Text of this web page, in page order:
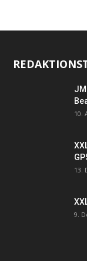
10.
13.
9.